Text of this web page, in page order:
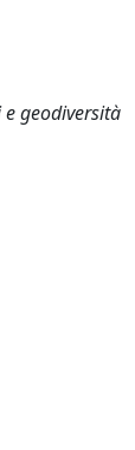
e geodiversità